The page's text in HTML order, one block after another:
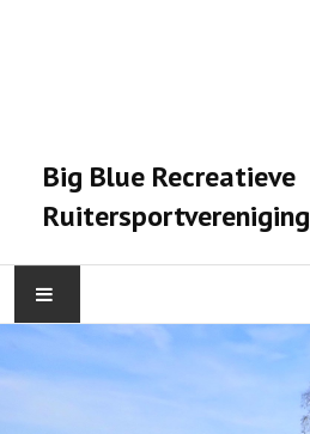
Big Blue Recreatieve
Ruitersportvereniging